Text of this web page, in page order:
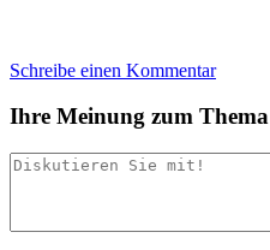
Schreibe einen Kommentar
Ihre Meinung zum Thema